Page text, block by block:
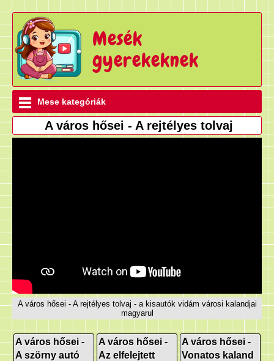
Mesék
gyerekeknek
Mese kategóriák
A város hősei - A rejtélyes tolvaj
A város hősei - A rejtélyes tolvaj - a kisautók vidám városi kalandjai
magyarul
A város hősei -
A szörny autó
A város hősei -
Az elfelejtett
A város hősei -
Vonatos kaland